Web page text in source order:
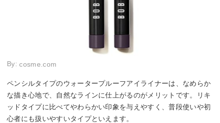
By:cosme.com
ペンシルタイプのウォータープルーフアイライナーは、なめらか
な描き心地で、自然なラインに仕上がるのがメリットです。リキ
ッドタイプに比べてやわらかい印象を与えやすく、普段使いや初
心者にも扱いやすいタイプといえます。